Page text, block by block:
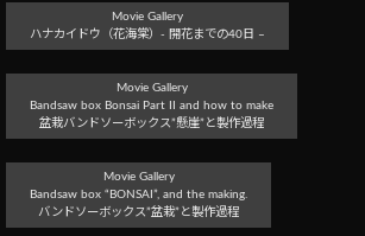
Movie Gallery
ハナカイドウ（花海棠）- 開花までの40日 –
Movie Gallery
Bandsaw box Bonsai Part II and how to make
盆栽バンドソーボックス”懸崖”と製作過程
Movie Gallery
Bandsaw box “BONSAI”, and the making.
バンドソーボックス”盆栽”と製作過程